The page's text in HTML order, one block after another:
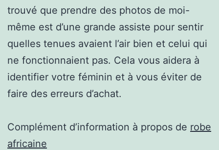
trouvé que prendre des photos de moi-
même est d’une grande assiste pour sentir
quelles tenues avaient l’air bien et celui qui
ne fonctionnaient pas. Cela vous aidera à
identifier votre féminin et à vous éviter de
faire des erreurs d’achat.
Complément d’information à propos de robe
africaine